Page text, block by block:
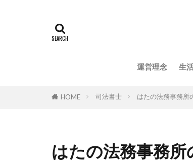
運営理念 生
HOME 司法書士 はたの法務事務所
はたの法務事務